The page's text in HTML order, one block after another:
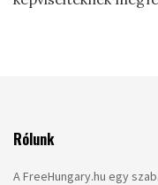
Rólunk
A FreeHungary.hu egy